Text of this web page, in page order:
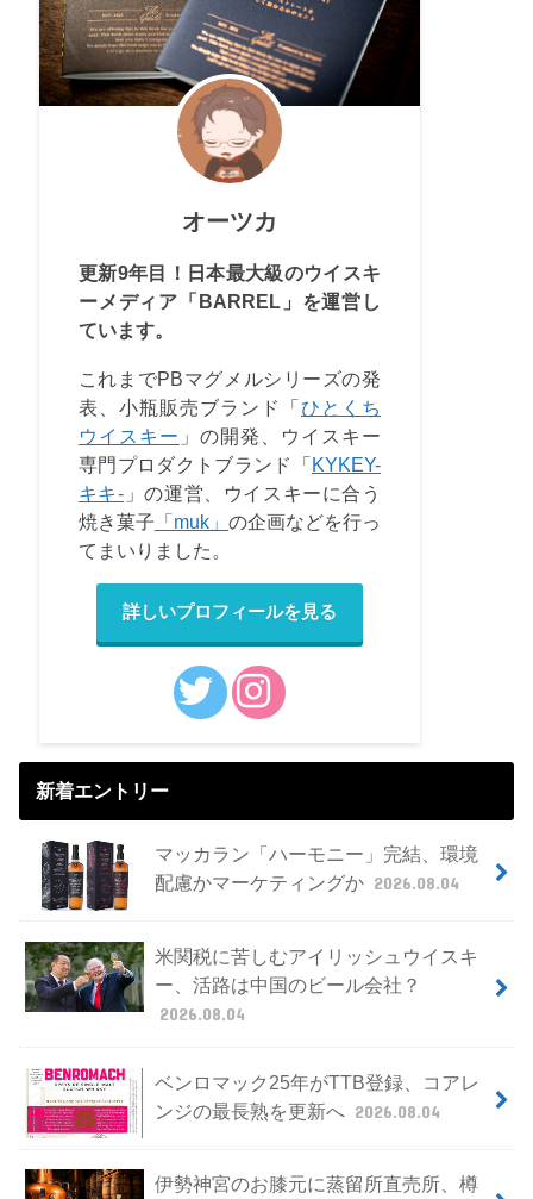
オーツカ
更新9年目！日本最大級のウイスキ
ーメディア「BARREL」を運営し
ています。
これまでPBマグメルシリーズの発
表、小瓶販売ブランド「ひとくち
ウイスキー 」の開発、ウイスキー
専門プロダクトブランド「KYKEY-
キキ- 」の運営、ウイスキーに合う
焼き菓子 「muk」 の企画などを行っ
てまいりました。
詳しいプロフィールを見る
新着エントリー
マッカラン「ハーモニー」完結、環境
配慮かマーケティングか 2026.08.04
米関税に苦しむアイリッシュウイスキ
ー、活路は中国のビール会社？
2026.08.04
ベンロマック25年がTTB登録、コアレ
ンジの最長熟を更新へ 2026.08.04
伊勢神宮のお膝元に蒸留所直売所、樽